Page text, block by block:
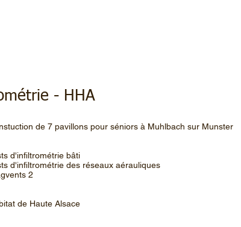
- HHA
de 7 pavillons pour séniors à Muhlbach sur Munster
d'infiltrométrie bâti
d'infiltrométrie des réseaux aérauliques
2
de Haute Alsace